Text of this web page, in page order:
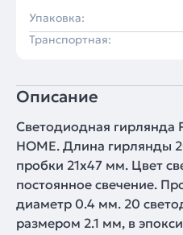
Упаковка:
Транспортная:
Описание
Светодиодная гирлянда
HOME. Длина гирлянды
пробки 21x47 мм. Цвет
постоянное свечение.
диаметр 0.4 мм. 20
размером 2.1 мм, в